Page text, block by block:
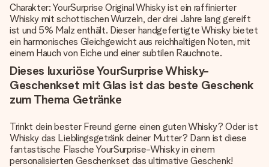
Charakter: YourSurprise Original Whisky ist ein raffinierter
Whisky mit schottischen Wurzeln, der drei Jahre lang gereift
ist und 5% Malz enthält. Dieser handgefertigte Whisky bietet
ein harmonisches Gleichgewicht aus reichhaltigen Noten, mit
einem Hauch von Eiche und einer subtilen Rauchnote.
Dieses luxuriöse YourSurprise Whisky-
Geschenkset mit Glas ist das beste Geschenk
zum Thema Getränke
Trinkt dein bester Freund gerne einen guten Whisky? Oder ist
Whisky das Lieblingsgetränk deiner Mutter? Dann ist diese
fantastische Flasche YourSurprise-Whisky in einem
personalisierten Geschenkset das ultimative Geschenk!